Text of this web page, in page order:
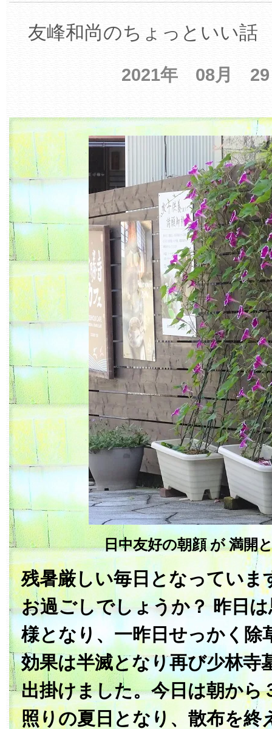
友峰和尚のちょっといい話
2021年 08月
日中友好の朝顔 が 満開
残暑厳しい毎日となっていま
お過ごしでしょうか？ 昨日
様となり、一昨日せっかく除
効果は半滅となり再び少林寺
出掛けました。今日は朝か
照りの夏日となり、散布を終